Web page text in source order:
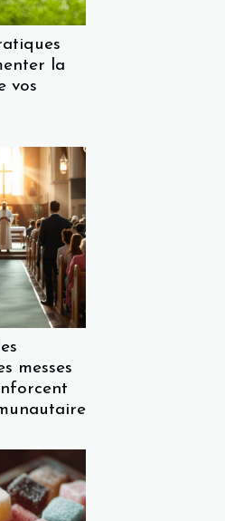
la
vos
messes